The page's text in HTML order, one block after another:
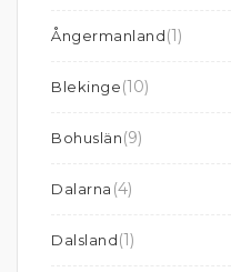
Ångermanland(1)
Blekinge(10)
Bohuslän(9)
Dalarna (4)
Dalsland(1)